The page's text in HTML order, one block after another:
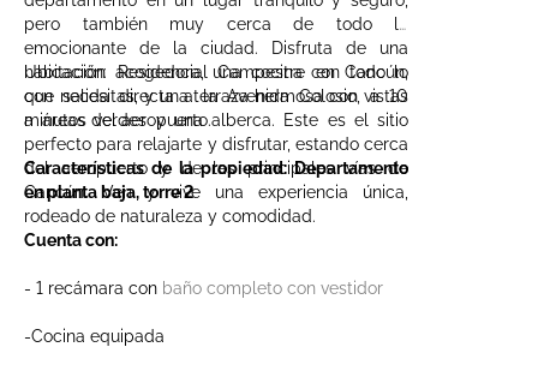
pero también muy cerca de todo lo
emocionante de la ciudad. Disfruta de una
habitación acogedora, una cocina con todo lo
que necesitas, y una terraza hermosa con vistas
a áreas verdes y una alberca. Este es el sitio
perfecto para relajarte y disfrutar, estando cerca
del aeropuerto y de las principales vías de
Cancún. Ven y vive una experiencia única,
rodeado de naturaleza y comodidad.
Ubicación: Residencial Campestre en Cancún,
con salida directa a la Avenida Colosio, a 10
minutos del aeropuerto.
Características de la propiedad: Departamento
en planta baja, torre 2
Cuenta con:
- 1 recámara con baño completo con vestidor
-Cocina equipada